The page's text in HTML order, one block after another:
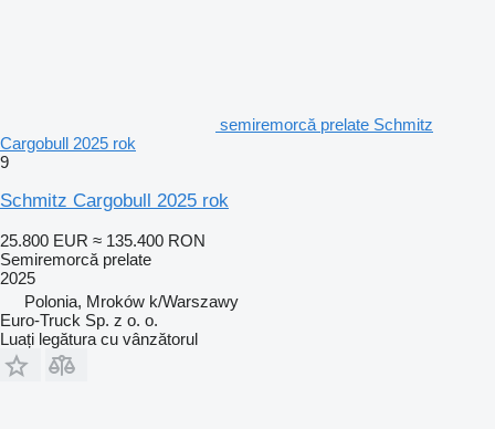
semiremorcă prelate Schmitz
Cargobull 2025 rok
9
Schmitz Cargobull 2025 rok
25.800 EUR ≈ 135.400 RON
Semiremorcă prelate
2025
Polonia, Mroków k/Warszawy
Euro-Truck Sp. z o. o.
Luați legătura cu vânzătorul